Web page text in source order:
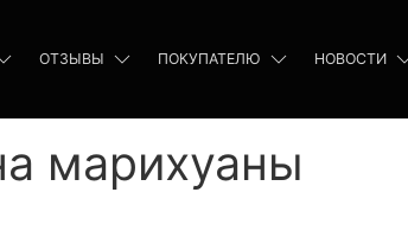
ОТЗЫВЫ ПОКУПАТЕЛЮ НОВОСТИ
марихуаны